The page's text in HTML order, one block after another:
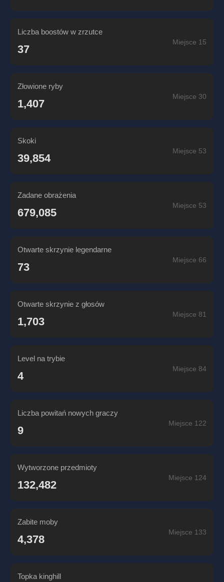
Liczba boostów w zrzutce
37
Miejsce 15
Złowione ryby
1,407
Miejsce 30
Skoki
39,854
Miejsce 53
Zadane obrażenia
679,085
Miejsce 53
Otwarte skrzynie legendarne
73
Miejsce 66
Otwarte skrzynie z głosów
1,703
Miejsce 81
Level na trybie
4
Miejsce 84
Liczba powitań nowych graczy
9
Miejsce 122
Wytworzone przedmioty
132,482
Miejsce 124
Zabite moby
4,378
Miejsce 133
Topka kinghill